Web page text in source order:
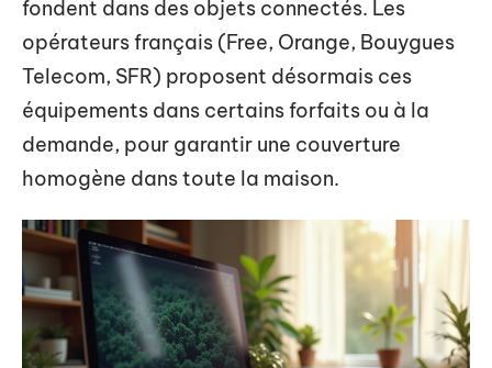
fondent dans des objets connectés. Les
opérateurs français (Free, Orange, Bouygues
Telecom, SFR) proposent désormais ces
équipements dans certains forfaits ou à la
demande, pour garantir une couverture
homogène dans toute la maison.